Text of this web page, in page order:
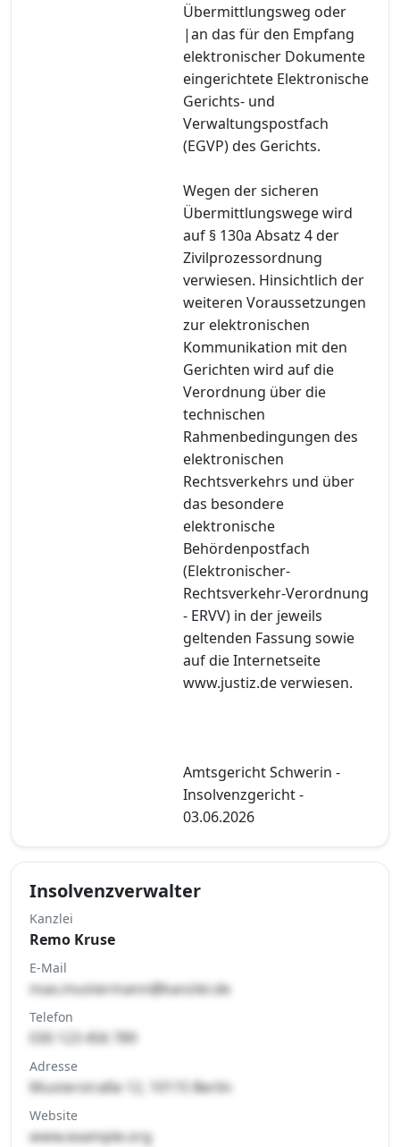
Übermittlungsweg oder
|an das für den Empfang
elektronischer Dokumente
eingerichtete Elektronische
Gerichts- und
Verwaltungspostfach
(EGVP) des Gerichts.
Wegen der sicheren
Übermittlungswege wird
auf § 130a Absatz 4 der
Zivilprozessordnung
verwiesen. Hinsichtlich der
weiteren Voraussetzungen
zur elektronischen
Kommunikation mit den
Gerichten wird auf die
Verordnung über die
technischen
Rahmenbedingungen des
elektronischen
Rechtsverkehrs und über
das besondere
elektronische
Behördenpostfach
(Elektronischer-
Rechtsverkehr-Verordnung
- ERVV) in der jeweils
geltenden Fassung sowie
auf die Internetseite
www.justiz.de verwiesen.
Amtsgericht Schwerin -
Insolvenzgericht -
03.06.2026
Insolvenzverwalter
Kanzlei
Remo Kruse
E-Mail
max.mustermann@kanzlei.de
Telefon
030 123 456 789
Adresse
Musterstraße 12, 10115 Berlin
Website
www.example.org